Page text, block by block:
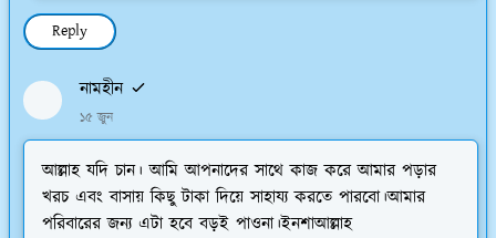
Reply
নামহীন
১৫ জুন
আল্লাহ যদি চান। আমি আপনাদের সাথে কাজ করে আমার পড়ার
খরচ এবং বাসায় কিছু টাকা দিয়ে সাহায্য করতে পারবো।আমার
পরিবারের জন্য এটা হবে বড়ই পাওনা।ইনশাআল্লাহ